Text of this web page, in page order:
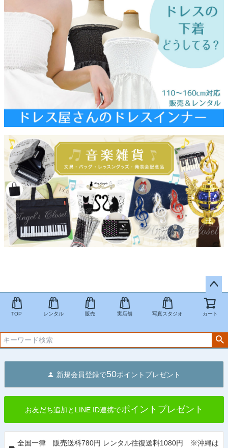
ペー
ジト
へ
TOP レンタル 販売 実店舗 写真スタジオ カート
新規会員登録で50ポイントプレゼント
お友だち追加とLINE ID連携でポイントプレゼント
全国一律 販売送料780円 レンタル往復送料1080円 ※沖縄は